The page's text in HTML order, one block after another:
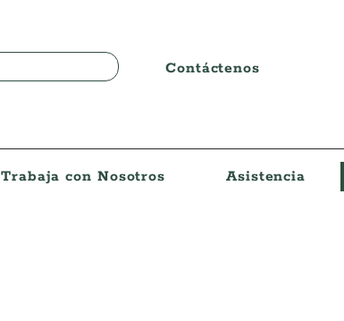
Contáctenos
Trabaja con Nosotros Asistencia